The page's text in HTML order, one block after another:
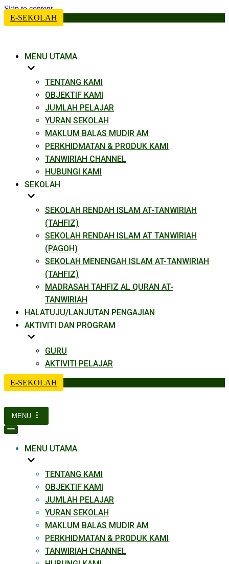
Skip to content
E-SEKOLAH
MENU UTAMA
TENTANG KAMI
OBJEKTIF KAMI
JUMLAH PELAJAR
YURAN SEKOLAH
MAKLUM BALAS MUDIR AM
PERKHIDMATAN & PRODUK KAMI​
TANWIRIAH CHANNEL
HUBUNGI KAMI
SEKOLAH
SEKOLAH RENDAH ISLAM AT-TANWIRIAH
(TAHFIZ)
SEKOLAH RENDAH ISLAM AT TANWIRIAH
(PAGOH)
SEKOLAH MENENGAH ISLAM AT-TANWIRIAH
(TAHFIZ)
MADRASAH TAHFIZ AL QURAN AT-
TANWIRIAH
HALATUJU/LANJUTAN PENGAJIAN
AKTIVITI DAN PROGRAM
GURU
AKTIVITI PELAJAR
E-SEKOLAH
MENU
Navigation
MenuMENU UTAMA
TENTANG KAMI
OBJEKTIF KAMI
JUMLAH PELAJAR
YURAN SEKOLAH
MAKLUM BALAS MUDIR AM
PERKHIDMATAN & PRODUK KAMI​
TANWIRIAH CHANNEL